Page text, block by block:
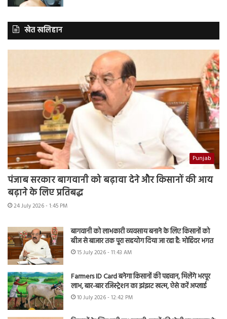
खेत खलिहान
Punjab
पंजाब सरकार बागवानी को बढ़ावा देने और किसानों की आय
बढ़ाने के लिए प्रतिबद्ध
24 July 2026 - 1:45 PM
बागवानी को लाभकारी व्यवसाय बनाने के लिए किसानों को
बीज से बाजार तक पूरा सहयोग दिया जा रहा है: मोहिंदर भगत
15 July 2026 - 11:43 AM
Farmers ID Card बनेगा किसानों की पहचान, मिलेंगे भरपूर
लाभ, बार-बार रजिस्ट्रेशन का झंझट खत्म, ऐसे करें अप्लाई
10 July 2026 - 12:42 PM